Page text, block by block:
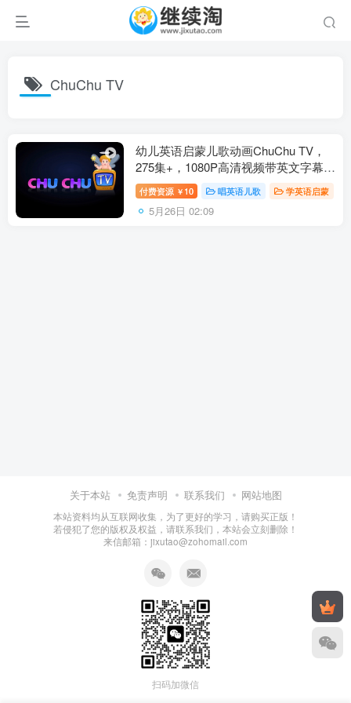
ChuChu TV
幼儿英语启蒙儿歌动画ChuChu TV，
275集+，1080P高清视频带英文字幕，
百度网盘下载！
付费资源 ￥ 10 唱英语儿歌 学英语启蒙
5月26日 02:09
关于本站 免责声明 联系我们 网站地图
本站资料均从互联网收集，为了更好的学习，请购买正版！
若侵犯了您的版权及权益，请联系我们，本站会立刻删除！
来信邮箱：jixutao@zohomail.com
扫码加微信